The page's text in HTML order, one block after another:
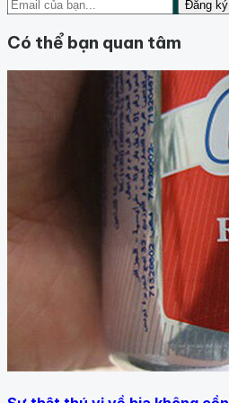
Đăng ký
Có thể bạn quan tâm